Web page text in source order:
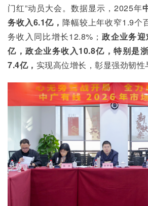
门红”动员大会。数据显示，2025年
务收入6.1亿，降幅较上年收窄1.9个
务收入同比增长12.8%； 政企业务
亿，政企业务收入10.8亿，特别是
7.4亿， 实现高位增长，彰显强劲韧性